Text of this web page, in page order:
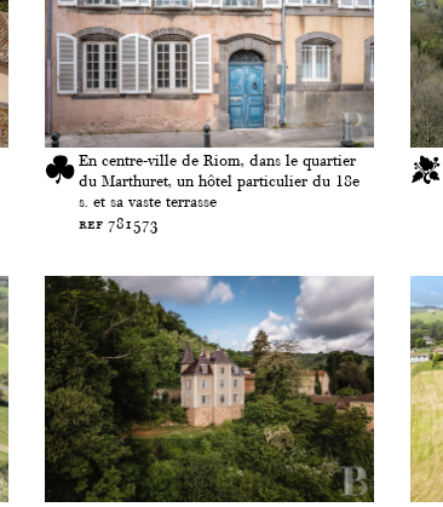
En centre-ville de Riom, dans le quartier
du Marthuret, un hôtel particulier du 18e
s. et sa vaste terrasse
ref 781573